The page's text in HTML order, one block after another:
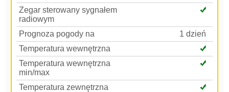
Zegar sterowany sygnałem
radiowym
Prognoza pogody na
1 dzień
Temperatura wewnętrzna
Temperatura wewnętrzna
min/max
Temperatura zewnętrzna